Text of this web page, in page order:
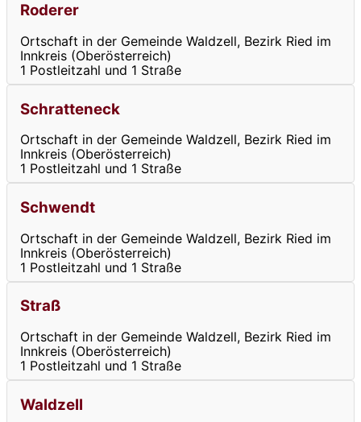
Roderer
Ortschaft in der Gemeinde Waldzell, Bezirk Ried im
Innkreis (Oberösterreich)
1 Postleitzahl und 1 Straße
Schratteneck
Ortschaft in der Gemeinde Waldzell, Bezirk Ried im
Innkreis (Oberösterreich)
1 Postleitzahl und 1 Straße
Schwendt
Ortschaft in der Gemeinde Waldzell, Bezirk Ried im
Innkreis (Oberösterreich)
1 Postleitzahl und 1 Straße
Straß
Ortschaft in der Gemeinde Waldzell, Bezirk Ried im
Innkreis (Oberösterreich)
1 Postleitzahl und 1 Straße
Waldzell